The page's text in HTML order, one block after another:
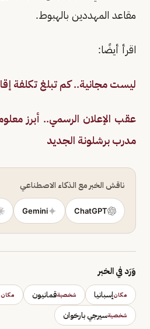
مقاعد المهددين بالهبوط.
اقرأ أيضًا:
ليست مجانية.. كم تبلغ تكلفة
عقب الإعلان الرسمي.. أبرز
مدرب برشلونة الجديد
ناقش الخبر مع الذكاء الاصطناعي
ChatGPT
Gemini
وَرَد في الخبر
مكانإسبانيا شخصيةقمانيون مكان
شخصيةسيرجي بارخوان